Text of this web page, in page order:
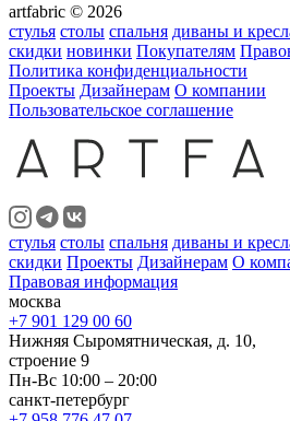
artfabric © 2026
стулья столы спальня диваны и
скидки новинки Покупателям
Политика конфиденциальности
Проекты Дизайнерам О компании
Пользовательское соглашение
стулья столы спальня диваны и
скидки Проекты Дизайнерам О
Правовая информация
москва
+7 901 129 00 60
Нижняя Сыромятническая, д. 10,
строение 9
Пн-Вс 10:00 – 20:00
санкт-петербург